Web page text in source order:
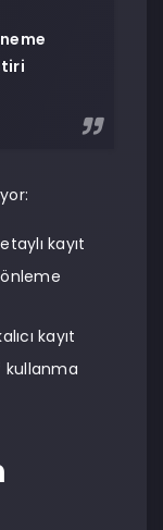
kayıt
kayıt
kullanma